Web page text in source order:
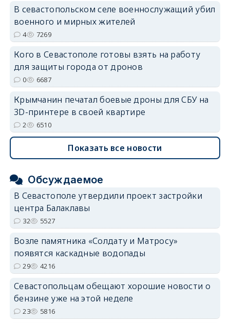
В севастопольском селе военнослужащий убил
военного и мирных жителей
4 7269
Кого в Севастополе готовы взять на работу
для защиты города от дронов
0 6687
Крымчанин печатал боевые дроны для СБУ на
3D-принтере в своей квартире
2 6510
Показать все новости
Обсуждаемое
В Севастополе утвердили проект застройки
центра Балаклавы
32 5527
Возле памятника «Солдату и Матросу»
появятся каскадные водопады
29 4216
Севастопольцам обещают хорошие новости о
бензине уже на этой неделе
23 5816